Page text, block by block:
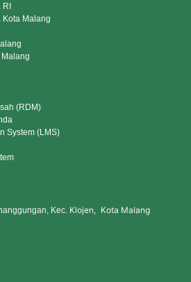
RI
Kota Malang
(RDM)
System (LMS)
Kec. Klojen, Kota Malang